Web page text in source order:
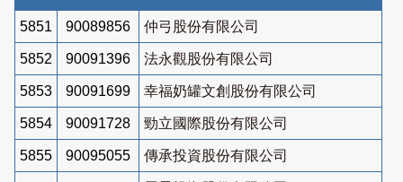
5851 90089856 仲弓股份有限公司
5852 90091396 法永觀股份有限公司
5853 90091699 幸福奶罐文創股份有限公司
5854 90091728 勁立國際股份有限公司
5855 90095055 傳承投資股份有限公司